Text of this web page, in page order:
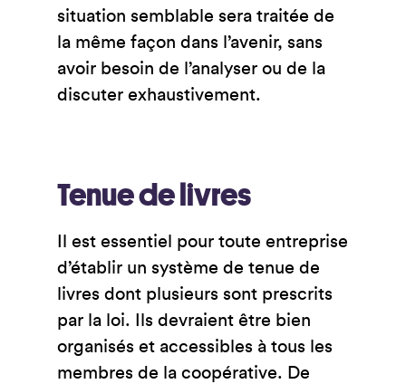
situation semblable sera traitée de
la même façon dans l’avenir, sans
avoir besoin de l’analyser ou de la
discuter exhaustivement.
Tenue de livres
Il est essentiel pour toute entreprise
d’établir un système de tenue de
livres dont plusieurs sont prescrits
par la loi. Ils devraient être bien
organisés et accessibles à tous les
membres de la coopérative. De